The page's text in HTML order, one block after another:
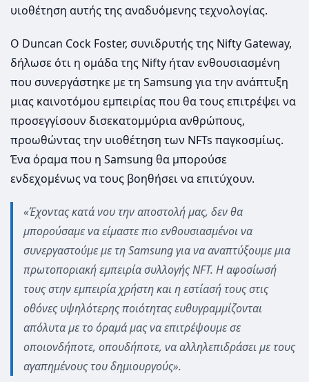
υιοθέτηση αυτής της αναδυόμενης τεχνολογίας.
Ο Duncan Cock Foster, συνιδρυτής της Nifty Gateway,
δήλωσε ότι η ομάδα της Nifty ήταν ενθουσιασμένη
που συνεργάστηκε με τη Samsung για την ανάπτυξη
μιας καινοτόμου εμπειρίας που θα τους επιτρέψει να
προσεγγίσουν δισεκατομμύρια ανθρώπους,
προωθώντας την υιοθέτηση των NFTs παγκοσμίως.
Ένα όραμα που η Samsung θα μπορούσε
ενδεχομένως να τους βοηθήσει να επιτύχουν.
«Έχοντας κατά νου την αποστολή μας, δεν θα
μπορούσαμε να είμαστε πιο ενθουσιασμένοι να
συνεργαστούμε με τη Samsung για να αναπτύξουμε μια
πρωτοποριακή εμπειρία συλλογής NFT. Η αφοσίωσή
τους στην εμπειρία χρήστη και η εστίασή τους στις
οθόνες υψηλότερης ποιότητας ευθυγραμμίζονται
απόλυτα με το όραμά μας να επιτρέψουμε σε
οποιονδήποτε, οπουδήποτε, να αλληλεπιδράσει με τους
αγαπημένους του δημιουργούς».